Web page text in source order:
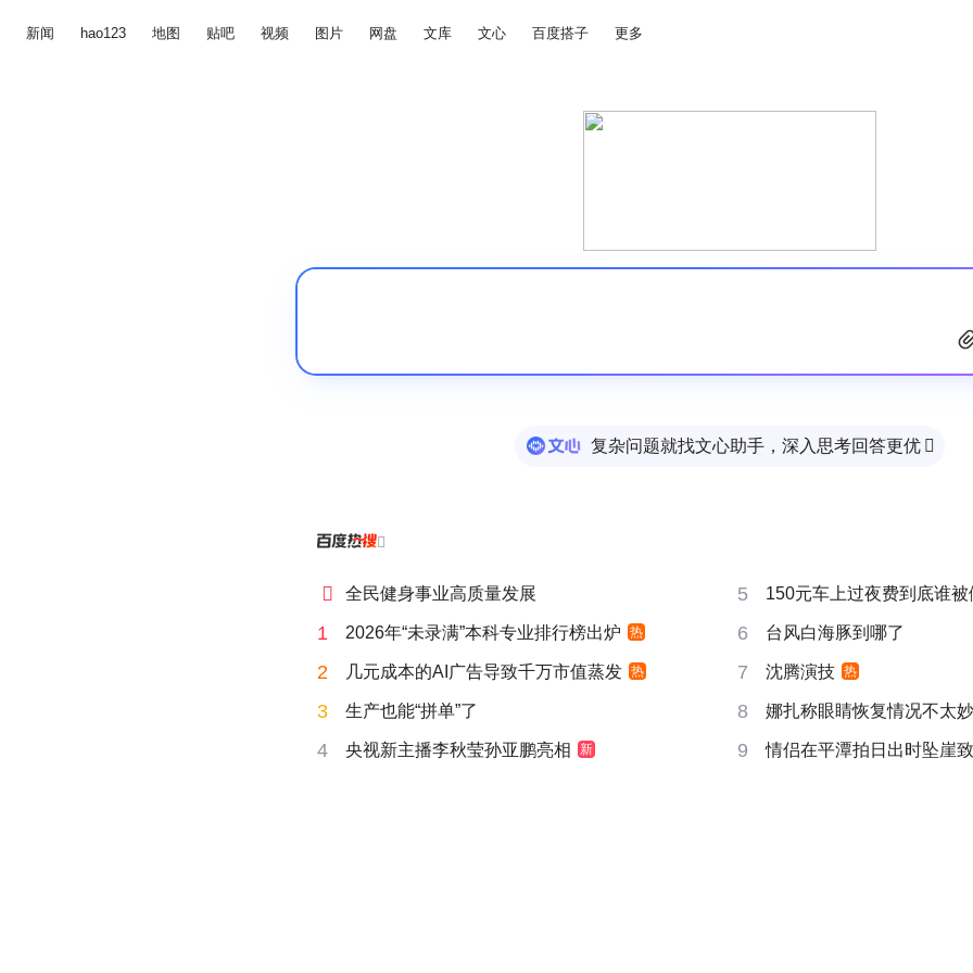
新闻 hao123 地图 贴吧 视频 图片 网盘 文库 文心 百度搭子 更多
复杂问题就找文心助手，深入思考回答更优 

 全民健身事业高质量发展 5 150元车上过夜费到底谁被
1 2026年“未录满”本科专业排行榜出炉 热 6 台风白海豚到哪了
2 几元成本的AI广告导致千万市值蒸发 热 7 沈腾演技 热
3 生产也能“拼单”了 8 娜扎称眼睛恢复情况不太妙
4 央视新主播李秋莹孙亚鹏亮相 新 9 情侣在平潭拍日出时坠崖